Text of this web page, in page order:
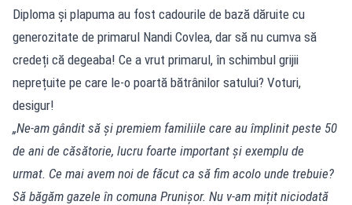
Diploma și plapuma au fost cadourile de bază dăruite cu
generozitate de primarul Nandi Covlea, dar să nu cumva să
credeți că degeaba! Ce a vrut primarul, în schimbul grijii
neprețuite pe care le-o poartă bătrânilor satului? Voturi,
desigur!
„Ne-am gândit să și premiem familiile care au împlinit peste 50
de ani de căsătorie, lucru foarte important și exemplu de
urmat. Ce mai avem noi de făcut ca să fim acolo unde trebuie?
Să băgăm gazele în comuna Prunișor. Nu v-am mițit niciodată